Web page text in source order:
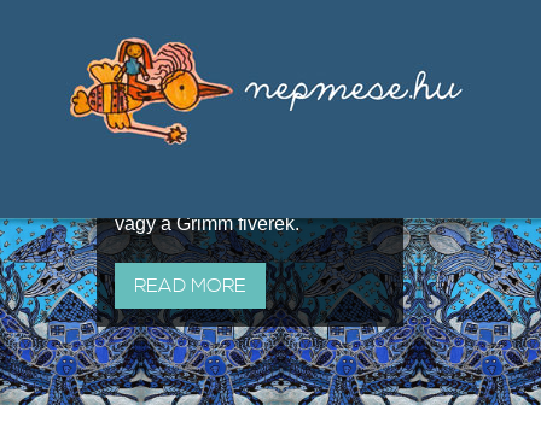
útján terjedő elbeszélésekből,
melyeket olyan ismert gyűjtők
állítottak össze, mint Benedek
vagy a Grimm fivérek.
READ MORE